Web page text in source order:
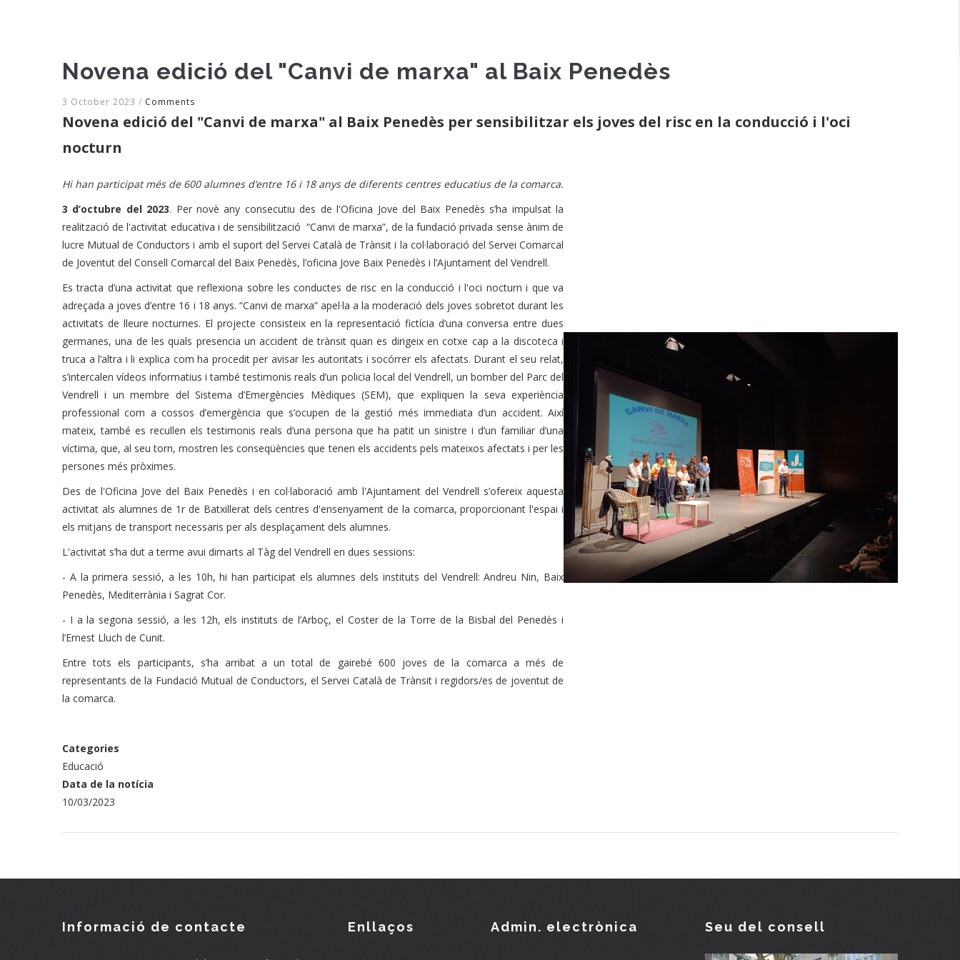
Novena edició del "Canvi de marxa" al Baix Penedès
3 October 2023 / Comments
Novena edició del "Canvi de marxa" al Baix Penedès per sensibilitzar els joves del risc en la conducció i l'oci
nocturn
Hi han participat més de 600 alumnes d’entre 16 i 18 anys de diferents centres educatius de la comarca.
3 d’octubre del 2023. Per novè any consecutiu des de l'Oficina Jove del Baix Penedès s’ha impulsat la
realització de l'activitat educativa i de sensibilització “Canvi de marxa”, de la fundació privada sense ànim de
lucre Mutual de Conductors i amb el suport del Servei Català de Trànsit i la col·laboració del Servei Comarcal
de Joventut del Consell Comarcal del Baix Penedès, l’oficina Jove Baix Penedès i l’Ajuntament del Vendrell.
Es tracta d’una activitat que reflexiona sobre les conductes de risc en la conducció i l'oci nocturn i que va
adreçada a joves d’entre 16 i 18 anys. “Canvi de marxa” apel·la a la moderació dels joves sobretot durant les
activitats de lleure nocturnes. El projecte consisteix en la representació fictícia d’una conversa entre dues
germanes, una de les quals presencia un accident de trànsit quan es dirigeix en cotxe cap a la discoteca i
truca a l’altra i li explica com ha procedit per avisar les autoritats i socórrer els afectats. Durant el seu relat,
s’intercalen vídeos informatius i també testimonis reals d’un policia local del Vendrell, un bomber del Parc del
Vendrell i un membre del Sistema d’Emergències Mèdiques (SEM), que expliquen la seva experiència
professional com a cossos d’emergència que s’ocupen de la gestió més immediata d’un accident. Així
mateix, també es recullen els testimonis reals d’una persona que ha patit un sinistre i d’un familiar d’una
víctima, que, al seu torn, mostren les conseqüències que tenen els accidents pels mateixos afectats i per les
persones més pròximes.
Des de l'Oficina Jove del Baix Penedès i en col·laboració amb l'Ajuntament del Vendrell s’ofereix aquesta
activitat als alumnes de 1r de Batxillerat dels centres d'ensenyament de la comarca, proporcionant l'espai i
els mitjans de transport necessaris per als desplaçament dels alumnes.
L'activitat s’ha dut a terme avui dimarts al Tàg del Vendrell en dues sessions:
- A la primera sessió, a les 10h, hi han participat els alumnes dels instituts del Vendrell: Andreu Nin, Baix
Penedès, Mediterrània i Sagrat Cor.
- I a la segona sessió, a les 12h, els instituts de l’Arboç, el Coster de la Torre de la Bisbal del Penedès i
l’Ernest Lluch de Cunit.
Entre tots els participants, s’ha arribat a un total de gairebé 600 joves de la comarca a més de
representants de la Fundació Mutual de Conductors, el Servei Català de Trànsit i regidors/es de joventut de
la comarca.
Categories
Educació
Data de la notícia
10/03/2023
Informació de contacte Enllaços Admin. electrònica Seu del consell